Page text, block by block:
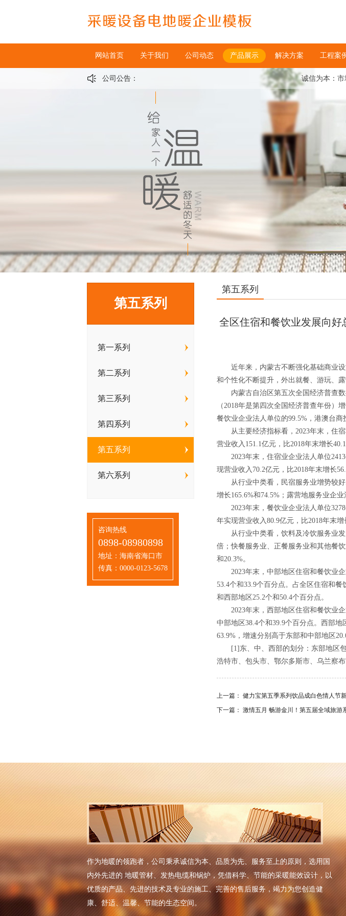
网站首页 关于我们 公司动态 产品展示 解决方案 工程案
公司公告： 诚信为本：市场永远在
第五系列
第一系列
第二系列
第三系列
第四系列
第五系列
第六系列
咨询热线
0898-08980898
地址：海南省海口市
传真：0000-0123-5678
第五系列
全区住宿和餐饮业发展向
近年来，内蒙古不断强化基础商业设
和个性化不断提升，外出就餐、游玩、
内蒙古自治区第五次全国经济普查数
（2018年是第四次全国经济普查年份）
餐饮业企业法人单位的99.5%，港澳台商
从主要经济指标看，2023年末，住宿
营业收入151.1亿元，比2018年末增长
2023年末，住宿业企业法人单位2413
现营业收入70.2亿元，比2018年末增长
从行业中类看，民宿服务业增势较好
增长165.6%和74.5%；露营地服务业企
2023年末，餐饮业企业法人单位3278
年实现营业收入80.9亿元，比2018年末
从行业中类看，饮料及冷饮服务业发
倍；快餐服务业、正餐服务业和其他餐
和20.3%。
2023年末，中部地区住宿和餐饮业企
53.4个和33.9个百分点。占全区住宿和
和西部地区25.2个和50.4个百分点。
2023年末，西部地区住宿和餐饮业企
中部地区38.4个和39.9个百分点。西部
63.9%，增速分别高于东部和中部地区
[1]东、中、西部的划分：东部地区包
浩特市、包头市、鄂尔多斯市、乌兰察
上一篇： 健力宝第五季系列饮品成白色情人节
下一篇： 激情五月 畅游金川！第五届全域旅游
作为地暖的领跑者，公司秉承诚信为本、品质为先、服务至上的原则，选用国
内外先进的 地暖管材、发热电缆和锅炉，凭借科学、节能的采暖能效设计，以
优质的产品、先进的技术及专业的施工、完善的售后服务，竭力为您创造健
康、舒适、温馨、节能的生态空间。